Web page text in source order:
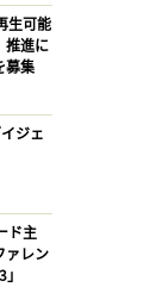
生可能
推進に
募集
ジェ
ド主
ァレン